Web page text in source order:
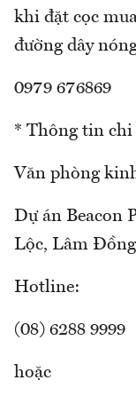
khi đặt cọc
đường dây
0979 676869
* Thông tin chi
Văn phòng
Dự án Beacon
Lộc, Lâm Đồng
Hotline:
(08) 6288 9999
hoặc